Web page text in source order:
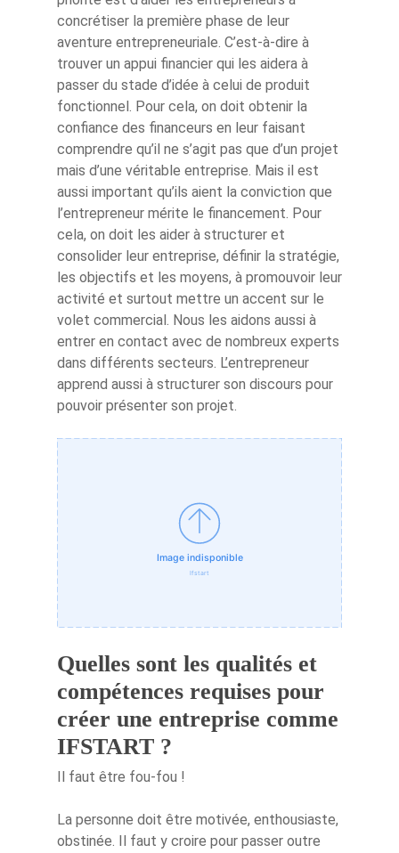
concrétiser la première phase de leur
aventure entrepreneuriale. C’est-à-dire à
trouver un appui financier qui les aidera à
passer du stade d’idée à celui de produit
fonctionnel. Pour cela, on doit obtenir la
confiance des financeurs en leur faisant
comprendre qu’il ne s’agit pas que d’un projet
mais d’une véritable entreprise. Mais il est
aussi important qu’ils aient la conviction que
l’entrepreneur mérite le financement. Pour
cela, on doit les aider à structurer et
consolider leur entreprise, définir la stratégie,
les objectifs et les moyens, à promouvoir leur
activité et surtout mettre un accent sur le
volet commercial. Nous les aidons aussi à
entrer en contact avec de nombreux experts
dans différents secteurs. L’entrepreneur
apprend aussi à structurer son discours pour
pouvoir présenter son projet.
Quelles sont les qualités et
compétences requises pour
créer une entreprise comme
IFSTART ?
Il faut être fou-fou !
La personne doit être motivée, enthousiaste,
obstinée. Il faut y croire pour passer outre